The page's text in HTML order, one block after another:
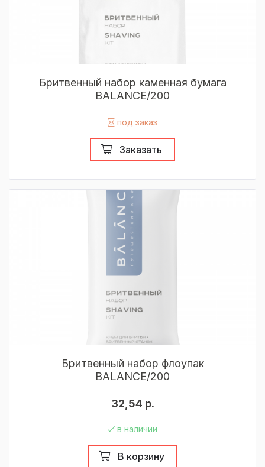
Бритвенный набор каменная бумага
BALANCE/200
под заказ
Заказать
Бритвенный набор флоупак
BALANCE/200
32,54 р.
в наличии
В корзину